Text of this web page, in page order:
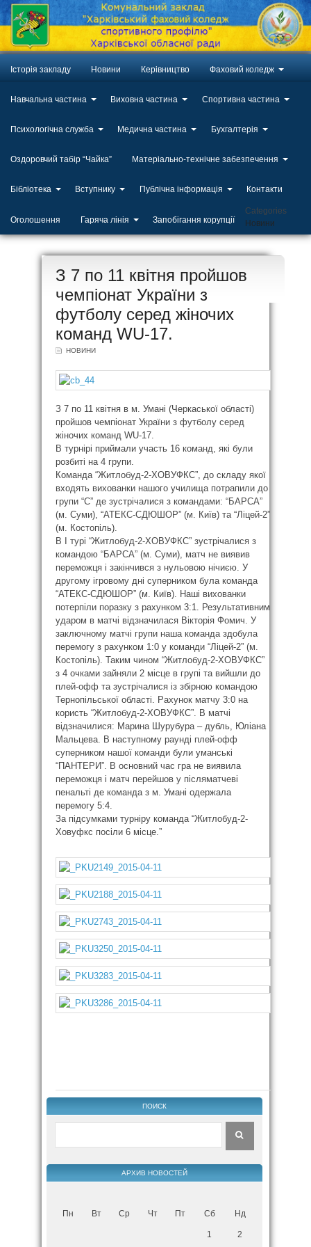
Історія закладу Новини Керівництво Фаховий коледж
Навчальна частина Виховна частина Спортивна частина
Психологічна служба Медична частина Бухгалтерія
Оздоровчий табір “Чайка” Матеріально-технічне забезпечення
Бібліотека Вступнику Публічна інформація Контакти
Оголошення Гаряча лінія Запобігання корупції
Categories
Новини
20
З 7 по 11 квітня пройшов
чемпіонат України з
футболу серед жіночих
команд WU-17.
НОВИНИ
З 7 по 11 квітня в м. Умані (Черкаської області)
пройшов чемпіонат України з футболу серед
жіночих команд WU-17.
В турнірі приймали участь 16 команд, які були
розбиті на 4 групи.
Команда “Житлобуд-2-ХОВУФКС”, до складу якої
входять вихованки нашого училища потрапили до
групи “С” де зустрічалися з командами: “БАРСА”
(м. Суми), “АТЕКС-СДЮШОР” (м. Київ) та “Ліцей-2”
(м. Костопіль).
В І турі “Житлобуд-2-ХОВУФКС” зустрічалися з
командою “БАРСА” (м. Суми), матч не виявив
переможця і закінчився з нульовою нічиєю. У
другому ігровому дні суперником була команда
“АТЕКС-СДЮШОР” (м. Київ). Наші вихованки
потерпіли поразку з рахунком 3:1. Результативним
ударом в матчі відзначилася Вікторія Фомич. У
заключному матчі групи наша команда здобула
перемогу з рахунком 1:0 у команди “Ліцей-2” (м.
Костопіль). Таким чином “Житлобуд-2-ХОВУФКС”
з 4 очками зайняли 2 місце в групі та вийшли до
плей-офф та зустрічалися із збірною командою
Тернопільської області. Рахунок матчу 3:0 на
користь “Житлобуд-2-ХОВУФКС”. В матчі
відзначилися: Марина Шурубура – дубль, Юліана
Мальцева. В наступному раунді плей-офф
суперником нашої команди були уманські
“ПАНТЕРИ”. В основний час гра не виявила
переможця і матч перейшов у післяматчеві
пенальті де команда з м. Умані одержала
перемогу 5:4.
За підсумками турніру команда “Житлобуд-2-
Ховуфкс посіли 6 місце.”
ПОИСК
АРХИВ НОВОСТЕЙ
Пн Вт Ср Чт Пт Сб Нд
1 2